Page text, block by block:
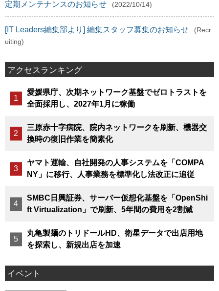
定期メンテナンスのお知らせ (2022/10/14)
[IT Leaders編集部より] 編集スタッフ募集のお知らせ
(Recr
uiting)
アクセスランキング
愛媛県庁、次期ネットワーク基盤でゼロトラストを
全面採用し、2027年1月に稼働
三原赤十字病院、院内ネットワークを刷新、機器交
換時の復旧作業を簡素化
ヤマト運輸、自社開発の人事システムを「COMPA
NY」に移行、人事業務を標準化し法改正に追従
SMBC日興証券、サーバー仮想化基盤を「OpenShi
ft Virtualization」で刷新、5年間の費用を2割減
丸亀製麺のトリドールHD、衛星データで出店用地
を探索し、新規出店を加速
イベント